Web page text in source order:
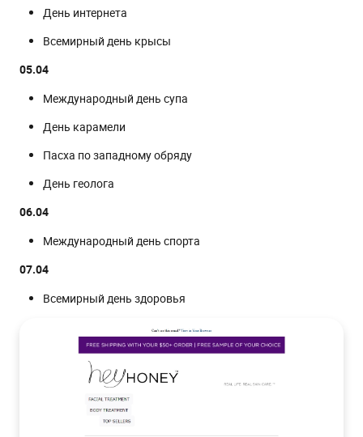
День интернета
Всемирный день крысы
05.04
Международный день супа
День карамели
Пасха по западному обряду
День геолога
06.04
Международный день спорта
07.04
Всемирный день здоровья